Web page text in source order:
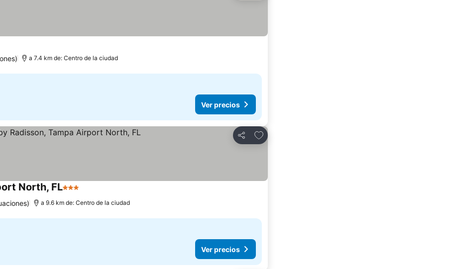
a 7.4 km de: Centro de la ciudad
Ver precios
Compartir
Agregar a favoritos
North, FL3 Estrellas
a 9.6 km de: Centro de la ciudad
Ver precios